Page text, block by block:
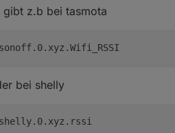
gibt z.b bei tasmota
bei shelly